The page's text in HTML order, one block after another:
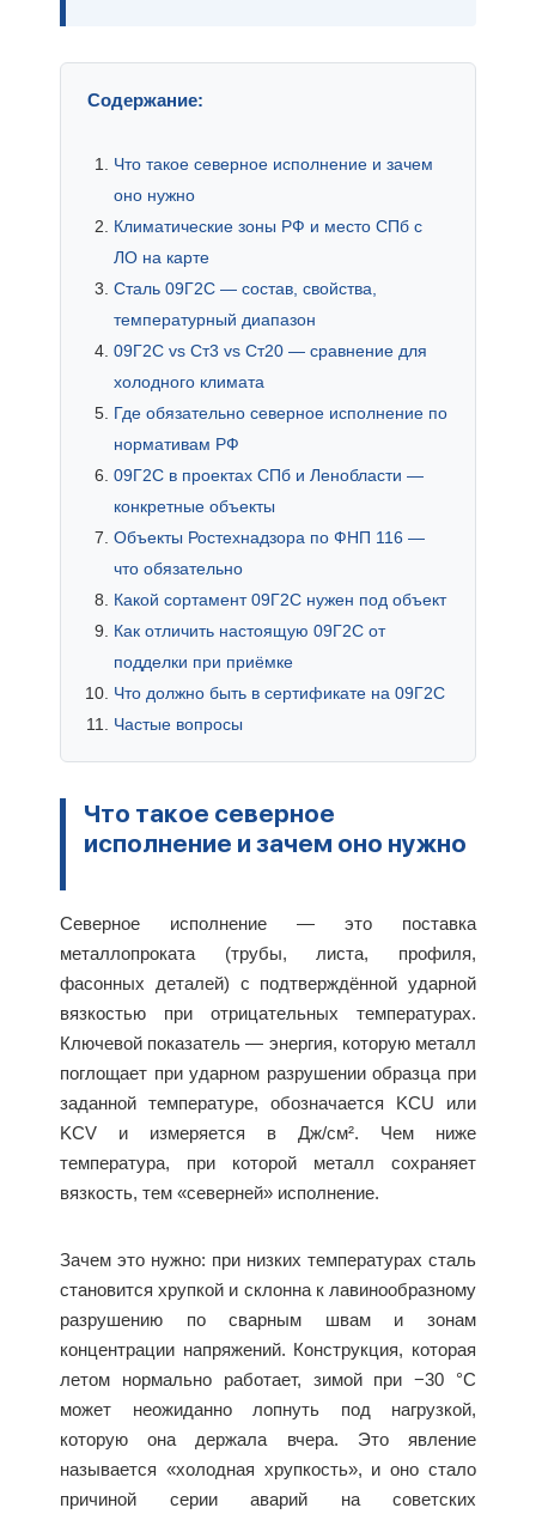
Содержание:
Что такое северное исполнение и зачем
оно нужно
Климатические зоны РФ и место СПб с
ЛО на карте
Сталь 09Г2С — состав, свойства,
температурный диапазон
09Г2С vs Ст3 vs Ст20 — сравнение для
холодного климата
Где обязательно северное исполнение по
нормативам РФ
09Г2С в проектах СПб и Ленобласти —
конкретные объекты
Объекты Ростехнадзора по ФНП 116 —
что обязательно
Какой сортамент 09Г2С нужен под объект
Как отличить настоящую 09Г2С от
подделки при приёмке
Что должно быть в сертификате на 09Г2С
Частые вопросы
Что такое северное
исполнение и зачем оно нужно
Северное исполнение — это поставка
металлопроката (трубы, листа, профиля,
фасонных деталей) с подтверждённой ударной
вязкостью при отрицательных температурах.
Ключевой показатель — энергия, которую металл
поглощает при ударном разрушении образца при
заданной температуре, обозначается KCU или
KCV и измеряется в Дж/см². Чем ниже
температура, при которой металл сохраняет
вязкость, тем «северней» исполнение.
Зачем это нужно: при низких температурах сталь
становится хрупкой и склонна к лавинообразному
разрушению по сварным швам и зонам
концентрации напряжений. Конструкция, которая
летом нормально работает, зимой при −30 °C
может неожиданно лопнуть под нагрузкой,
которую она держала вчера. Это явление
называется «холодная хрупкость», и оно стало
причиной серии аварий на советских